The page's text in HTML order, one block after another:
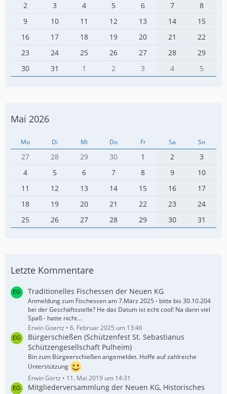
2
3 4 5 6 7
8
9
10 11 12 13 14
15
16
17 18 19 20 21
22
23
24 25 26 27 28
29
30
31 1 2 3 4 5
Mai 2026
Mo Di Mi Do Fr Sa So
27 28 29 30 1 2
3
4
5 6 7 8 9
10
11
12 13 14 15 16
17
18
19 20 21 22 23
24
25
26 27 28 29 30 31
Letzte Kommentare
Traditionelles Fischessen der Neuen KG
Anmeldung zum Fischessen am 7.März 2025 - bitte bis 30.10.204
bei der Geschäftsstelle? He das Datum ist echt cool! Na dann viel
Spaß - hatte nicht…
Erwin Goertz
6. Februar 2025 um 13:46
Bürgerschießen (Schützenfest St. Sebastianus
Schützengesellschaft Pulheim)
Bin zum Bürgeerschießen angemeldet. Hoffe auf zahlreiche
Unterstützung
Erwin Görtz
11. Mai 2019 um 14:31
Mitgliederversammlung der Neuen KG, Historisches